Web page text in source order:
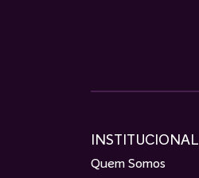
INSTITUCIONAL
Quem Somos